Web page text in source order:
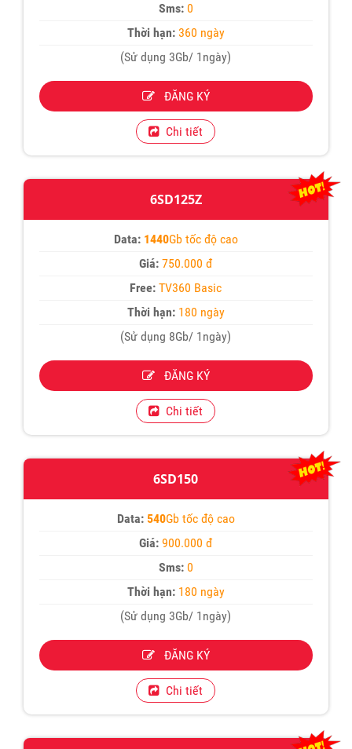
Sms: 0
Thời hạn:360 ngày
(Sử dụng 3Gb/ 1ngày)
ĐĂNG KÝ
Chi tiết
6SD125Z
Data:1440Gb tốc độ cao
Giá:750.000 đ
Free: TV360 Basic
Thời hạn:180 ngày
(Sử dụng 8Gb/ 1ngày)
ĐĂNG KÝ
Chi tiết
6SD150
Data:540Gb tốc độ cao
Giá:900.000 đ
Sms: 0
Thời hạn:180 ngày
(Sử dụng 3Gb/ 1ngày)
ĐĂNG KÝ
Chi tiết